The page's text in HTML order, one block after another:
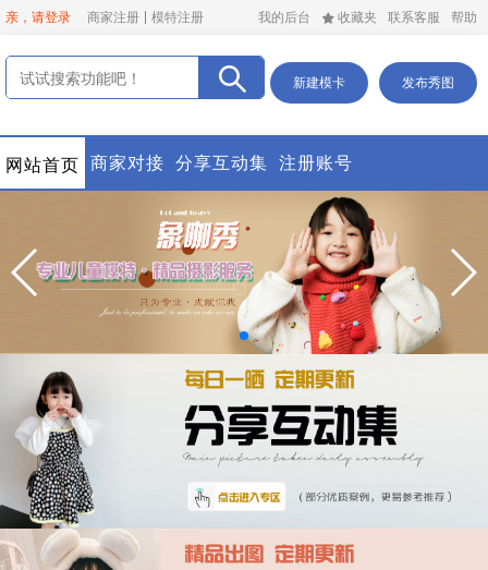
亲，请登录 商家注册 模特注册 我的后台 收藏夹 联系客服 帮助
新建模卡 发布秀图
网站首页 商家对接 分享互动集 注册账号